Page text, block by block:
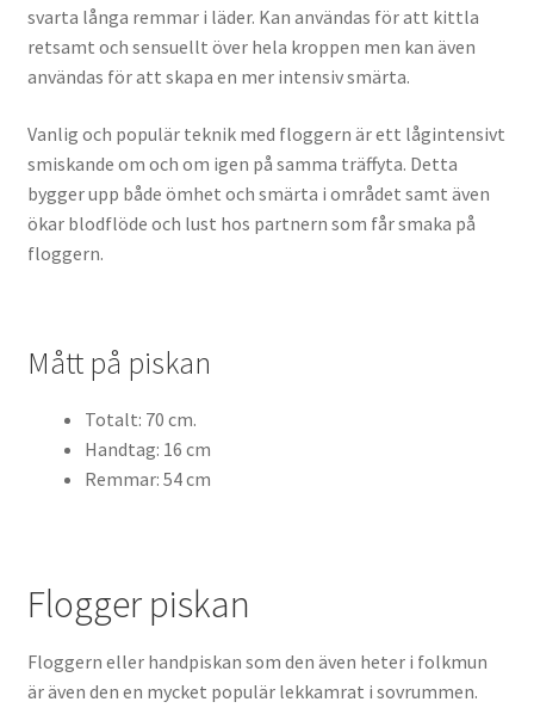
svarta långa remmar i läder. Kan användas för att kittla
retsamt och sensuellt över hela kroppen men kan även
användas för att skapa en mer intensiv smärta.
Vanlig och populär teknik med floggern är ett lågintensivt
smiskande om och om igen på samma träffyta. Detta
bygger upp både ömhet och smärta i området samt även
ökar blodflöde och lust hos partnern som får smaka på
floggern.
Mått på piskan
Totalt: 70 cm.
Handtag: 16 cm
Remmar: 54 cm
Flogger piskan
Floggern eller handpiskan som den även heter i folkmun
är även den en mycket populär lekkamrat i sovrummen.